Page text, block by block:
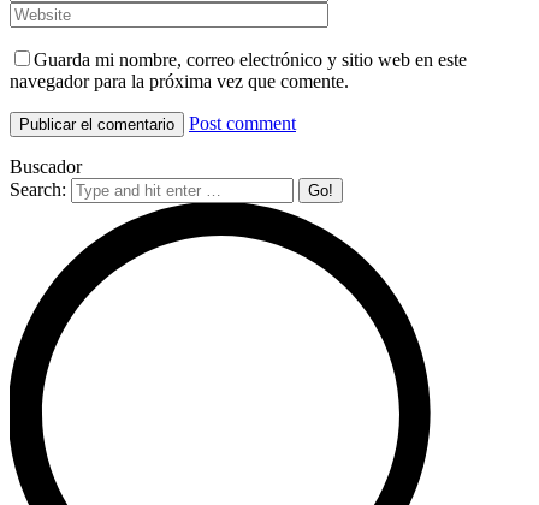
Guarda mi nombre, correo electrónico y sitio web en este
navegador para la próxima vez que comente.
Post comment
Buscador
Search: